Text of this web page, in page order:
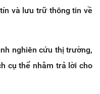
và lưu trữ thông tin về
nghiên cứu thị trường,
cụ thể nhằm trả lời cho